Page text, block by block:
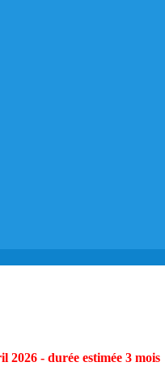
- durée estimée 3 mois